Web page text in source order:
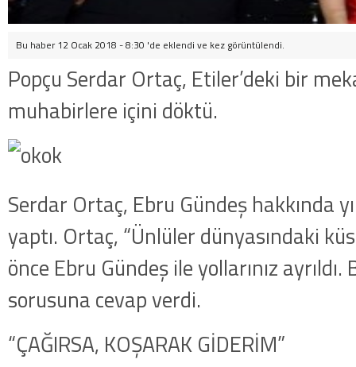
Bu haber 12 Ocak 2018 - 8:30 'de eklendi ve kez görüntülendi.
Popçu Serdar Ortaç, Etiler’deki bir
muhabirlere içini döktü.
Serdar Ortaç, Ebru Gündeş hakkında
yaptı. Ortaç, “Ünlüler dünyasındaki
önce Ebru Gündeş ile yollarınız ayrıldı.
sorusuna cevap verdi.
“ÇAĞIRSA, KOŞARAK GİDERİM”